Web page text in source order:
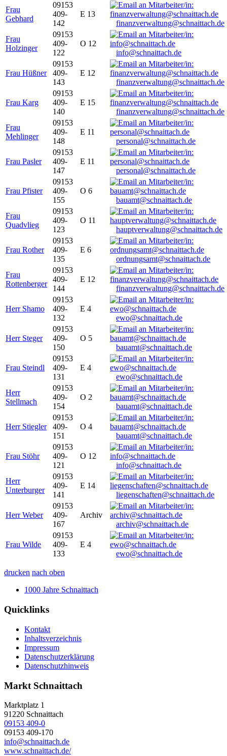
Frau
Gebhard
09153
409-
142
E 13
finanzverwaltung@schnaittach.de
Frau
Holzinger
09153
409-
122
O 12
info@schnaittach.de
Frau Hüßner
09153
409-
143
E 12
finanzverwaltung@schnaittach.de
Frau Karg
09153
409-
140
E 15
finanzverwaltung@schnaittach.de
Frau
Mehlinger
09153
409-
148
E 11
personal@schnaittach.de
Frau Pasler
09153
409-
147
E 11
personal@schnaittach.de
Frau Pfister
09153
409-
155
O 6
bauamt@schnaittach.de
Frau
Quadvlieg
09153
409-
123
O 11
hauptverwaltung@schnaittach.de
Frau Rother
09153
409-
135
E 6
ordnungsamt@schnaittach.de
Frau
Rottenberger
09153
409-
144
E 12
finanzverwaltung@schnaittach.de
Herr Shamo
09153
409-
132
E 4
ewo@schnaittach.de
Herr Steger
09153
409-
150
O 5
bauamt@schnaittach.de
Frau Steindl
09153
409-
131
E 4
ewo@schnaittach.de
Herr
Stellmach
09153
409-
154
O 2
bauamt@schnaittach.de
Herr Stiegler
09153
409-
151
O 4
bauamt@schnaittach.de
Frau Stöhr
09153
409-
121
O 12
info@schnaittach.de
Herr
Unterburger
09153
409-
141
E 14
liegenschaften@schnaittach.de
Herr Weber
09153
409-
167
Archiv
archiv@schnaittach.de
Frau Wilde
09153
409-
133
E 4
ewo@schnaittach.de
drucken nach oben
1000 Jahre Schnaittach
Quicklinks
Kontakt
Inhaltsverzeichnis
Impressum
Datenschutzerklärung
Datenschutzhinweis
Markt Schnaittach
Marktplatz 1
91220 Schnaittach
09153 409-0
09153 409-170
info@schnaittach.de
www.schnaittach.de/